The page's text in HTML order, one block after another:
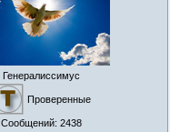
Генералиссимус
Проверенные
Сообщений: 2438